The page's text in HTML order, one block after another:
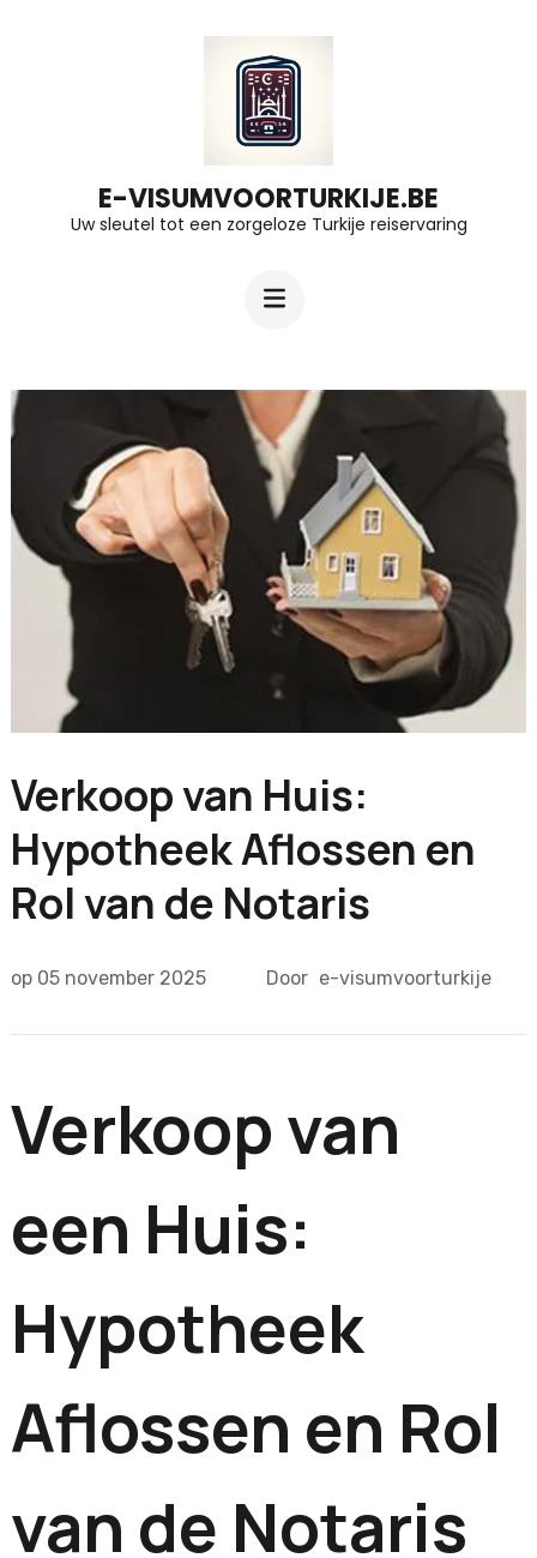
E-VISUMVOORTURKIJE.BE
Uw sleutel tot een zorgeloze Turkije reiservaring
Verkoop van Huis:
Hypotheek Aflossen en
Rol van de Notaris
op 05 november 2025 Door e-visumvoorturkije
Verkoop van
een Huis:
Hypotheek
Aflossen en Rol
van de Notaris